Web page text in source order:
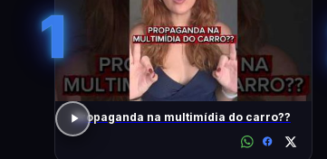
1
Propaganda na multimídia do carro??